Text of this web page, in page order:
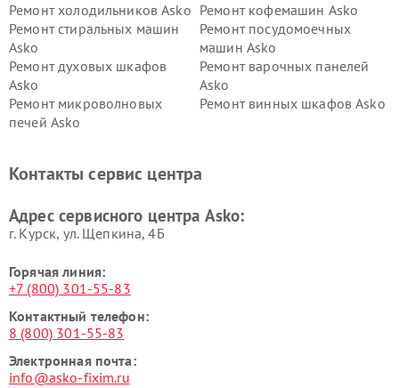
Ремонт холодильников Asko Ремонт кофемашин Asko
Ремонт стиральных машин
Asko
Ремонт посудомоечных
машин Asko
Ремонт духовых шкафов
Asko
Ремонт варочных панелей
Asko
Ремонт микроволновых
печей Asko
Ремонт винных шкафов Asko
Ремонт подогревателей
Ремонт промышленных
Asko
Контакты сервис центра
Адрес сервисного центра Asko:
г. Курск, ул. Щепкина, 4Б
Горячая линия:
+7 (800) 301-55-83
Контактный телефон:
8 (800) 301-55-83
Электронная почта:
info@asko-fixim.ru